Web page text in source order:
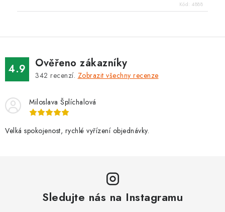
Kód: 4888
4.9 Ověřeno zákazníky
342 recenzí. Zobrazit všechny recenze
Miloslava Šplíchalová
Velká spokojenost, rychlé vyřízení objednávky.
Sledujte nás na Instagramu